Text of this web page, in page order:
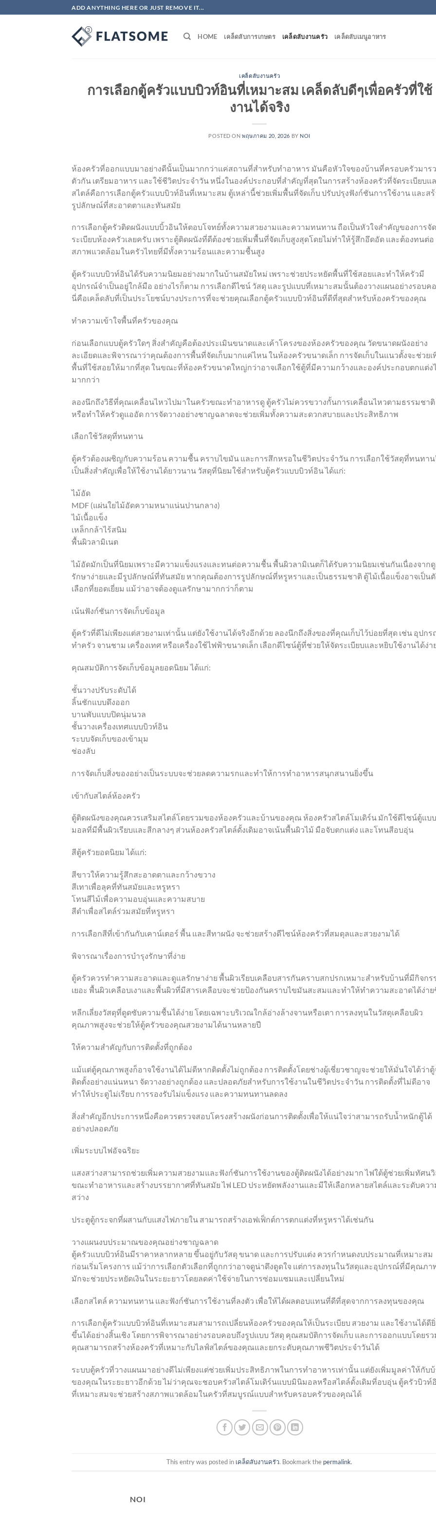
ไป
ADD ANYTHING HERE OR JUST REMOVE IT...
HOME เคล็ดลับการเกษตร เคล็ดลับงานครัว เคล็ดลับเมนูอาหาร
เคล็ดลับงานครัว
การเลือกตู้ครัวแบบบิวท์อินที่เหมาะสม เคล็ดลับดีๆเพื่อครัวที่ใช้
งานได้จริง
POSTED ONพฤษภาคม 20, 2026 BY NOI
ห้องครัวที่ออกแบบมาอย่างดีนั้นเป็นมากกว่าแค่สถานที่สำหรับทำอาหาร มันคือหัวใจของบ้านที่ครอบครัวมาร
ตัวกัน เตรียมอาหาร และใช้ชีวิตประจำวัน หนึ่งในองค์ประกอบที่สำคัญที่สุดในการสร้างห้องครัวที่จัดระเบียบแ
สไตล์คือการเลือกตู้ครัวแบบบิวท์อินที่เหมาะสม ตู้เหล่านี้ช่วยเพิ่มพื้นที่จัดเก็บ ปรับปรุงฟังก์ชันการใช้งาน และสร้
รูปลักษณ์ที่สะอาดตาและทันสมัย
การเลือกตู้ครัวติดผนังแบบบิ้วอินให้ตอบโจทย์ทั้งความสวยงามและความทนทาน ถือเป็นหัวใจสำคัญของการจัด
ระเบียบห้องครัวเลยครับ เพราะตู้ติดผนังที่ดีต้องช่วยเพิ่มพื้นที่จัดเก็บสูงสุดโดยไม่ทำให้รู้สึกอึดอัด และต้องทนต่อ
สภาพแวดล้อมในครัวไทยที่มีทั้งความร้อนและความชื้นสูง
ตู้ครัวแบบบิวท์อินได้รับความนิยมอย่างมากในบ้านสมัยใหม่ เพราะช่วยประหยัดพื้นที่ใช้สอยและทำให้ครัวมี
อุปกรณ์จำเป็นอยู่ใกล้มือ อย่างไรก็ตาม การเลือกดีไซน์ วัสดุ และรูปแบบที่เหมาะสมนั้นต้องวางแผนอย่างรอบค
นี่คือเคล็ดลับที่เป็นประโยชน์บางประการที่จะช่วยคุณเลือกตู้ครัวแบบบิวท์อินที่ดีที่สุดสำหรับห้องครัวของคุณ
ทำความเข้าใจพื้นที่ครัวของคุณ
ก่อนเลือกแบบตู้ครัวใดๆ สิ่งสำคัญคือต้องประเมินขนาดและเค้าโครงของห้องครัวของคุณ วัดขนาดผนังอย่าง
ละเอียดและพิจารณาว่าคุณต้องการพื้นที่จัดเก็บมากแค่ไหน ในห้องครัวขนาดเล็ก การจัดเก็บในแนวตั้งจะช่วยเ
พื้นที่ใช้สอยให้มากที่สุด ในขณะที่ห้องครัวขนาดใหญ่กว่าอาจเลือกใช้ตู้ที่มีความกว้างและองค์ประกอบตกแต่ง
มากกว่า
ลองนึกถึงวิธีที่คุณเคลื่อนไหวไปมาในครัวขณะทำอาหารดู ตู้ครัวไม่ควรขวางกั้นการเคลื่อนไหวตามธรรมชาติ
หรือทำให้ครัวดูแออัด การจัดวางอย่างชาญฉลาดจะช่วยเพิ่มทั้งความสะดวกสบายและประสิทธิภาพ
เลือกใช้วัสดุที่ทนทาน
ตู้ครัวต้องเผชิญกับความร้อน ความชื้น คราบไขมัน และการสึกหรอในชีวิตประจำวัน การเลือกใช้วัสดุที่ทนทาน
เป็นสิ่งสำคัญเพื่อให้ใช้งานได้ยาวนาน วัสดุที่นิยมใช้สำหรับตู้ครัวแบบบิวท์อิน ได้แก่:
ไม้อัด
MDF (แผ่นใยไม้อัดความหนาแน่นปานกลาง)
ไม้เนื้อแข็ง
เหล็กกล้าไร้สนิม
พื้นผิวลามิเนต
ไม้อัดมักเป็นที่นิยมเพราะมีความแข็งแรงและทนต่อความชื้น พื้นผิวลามิเนตก็ได้รับความนิยมเช่นกันเนื่องจาก
รักษาง่ายและมีรูปลักษณ์ที่ทันสมัย ​​หากคุณต้องการรูปลักษณ์ที่หรูหราและเป็นธรรมชาติ ตู้ไม้เนื้อแข็งอาจเป็น
เลือกที่ยอดเยี่ยม แม้ว่าอาจต้องดูแลรักษามากกว่าก็ตาม
เน้นฟังก์ชันการจัดเก็บข้อมูล
ตู้ครัวที่ดีไม่เพียงแต่สวยงามเท่านั้น แต่ยังใช้งานได้จริงอีกด้วย ลองนึกถึงสิ่งของที่คุณเก็บไว้บ่อยที่สุด เช่น อุปก
ทำครัว จานชาม เครื่องเทศ หรือเครื่องใช้ไฟฟ้าขนาดเล็ก เลือกดีไซน์ตู้ที่ช่วยให้จัดระเบียบและหยิบใช้งานได้ง่า
คุณสมบัติการจัดเก็บข้อมูลยอดนิยม ได้แก่:
ชั้นวางปรับระดับได้
ลิ้นชักแบบดึงออก
บานพับแบบปิดนุ่มนวล
ชั้นวางเครื่องเทศแบบบิวท์อิน
ระบบจัดเก็บของเข้ามุม
ช่องลับ
การจัดเก็บสิ่งของอย่างเป็นระบบจะช่วยลดความรกและทำให้การทำอาหารสนุกสนานยิ่งขึ้น
เข้ากับสไตล์ห้องครัว
ตู้ติดผนังของคุณควรเสริมสไตล์โดยรวมของห้องครัวและบ้านของคุณ ห้องครัวสไตล์โมเดิร์น มักใช้ดีไซน์ตู้แบ
มอลที่มีพื้นผิวเรียบและสีกลางๆ ส่วนห้องครัวสไตล์ดั้งเดิมอาจเน้นพื้นผิวไม้ มือจับตกแต่ง และโทนสีอบอุ่น
สีตู้ครัวยอดนิยม ได้แก่:
สีขาวให้ความรู้สึกสะอาดตาและกว้างขวาง
สีเทาเพื่อลุคที่ทันสมัยและหรูหรา
โทนสีไม้เพื่อความอบอุ่นและความสบาย
สีดำเพื่อสไตล์ร่วมสมัยที่หรูหรา
การเลือกสีที่เข้ากันกับเคาน์เตอร์ พื้น และสีทาผนัง จะช่วยสร้างดีไซน์ห้องครัวที่สมดุลและสวยงามได้
พิจารณาเรื่องการบำรุงรักษาที่ง่าย
ตู้ครัวควรทำความสะอาดและดูแลรักษาง่าย พื้นผิวเรียบเคลือบสารกันคราบสกปรกเหมาะสำหรับบ้านที่มีกิจกร
เยอะ พื้นผิวเคลือบเงาและพื้นผิวที่มีสารเคลือบจะช่วยป้องกันคราบไขมันสะสมและทำให้ทำความสะอาดได้ง่า
หลีกเลี่ยงวัสดุที่ดูดซับความชื้นได้ง่าย โดยเฉพาะบริเวณใกล้อ่างล้างจานหรือเตา การลงทุนในวัสดุเคลือบผิว
คุณภาพสูงจะช่วยให้ตู้ครัวของคุณสวยงามได้นานหลายปี
ให้ความสำคัญกับการติดตั้งที่ถูกต้อง
แม้แต่ตู้คุณภาพสูงก็อาจใช้งานได้ไม่ดีหากติดตั้งไม่ถูกต้อง การติดตั้งโดยช่างผู้เชี่ยวชาญจะช่วยให้มั่นใจได้ว่าตู้
ติดตั้งอย่างแน่นหนา จัดวางอย่างถูกต้อง และปลอดภัยสำหรับการใช้งานในชีวิตประจำวัน การติดตั้งที่ไม่ดีอาจ
ทำให้ประตูไม่เรียบ การรองรับไม่แข็งแรง และความทนทานลดลง
สิ่งสำคัญอีกประการหนึ่งคือควรตรวจสอบโครงสร้างผนังก่อนการติดตั้งเพื่อให้แน่ใจว่าสามารถรับน้ำหนักตู้ได้
อย่างปลอดภัย
เพิ่มระบบไฟอัจฉริยะ
แสงสว่างสามารถช่วยเพิ่มความสวยงามและฟังก์ชันการใช้งานของตู้ติดผนังได้อย่างมาก ไฟใต้ตู้ช่วยเพิ่มทัศน
ขณะทำอาหารและสร้างบรรยากาศที่ทันสมัย ​​ไฟ LED ประหยัดพลังงานและมีให้เลือกหลายสไตล์และระดับคว
สว่าง
ประตูตู้กระจกที่ผสานกับแสงไฟภายใน สามารถสร้างเอฟเฟ็กต์การตกแต่งที่หรูหราได้เช่นกัน
วางแผนงบประมาณของคุณอย่างชาญฉลาด
ตู้ครัวแบบบิวท์อินมีราคาหลากหลาย ขึ้นอยู่กับวัสดุ ขนาด และการปรับแต่ง ควรกำหนดงบประมาณที่เหมาะสม
ก่อนเริ่มโครงการ แม้ว่าการเลือกตัวเลือกที่ถูกกว่าอาจดูน่าดึงดูดใจ แต่การลงทุนในวัสดุและอุปกรณ์ที่มีคุณภา
มักจะช่วยประหยัดเงินในระยะยาวโดยลดค่าใช้จ่ายในการซ่อมแซมและเปลี่ยนใหม่
เลือกสไตล์ ความทนทาน และฟังก์ชันการใช้งานที่ลงตัว เพื่อให้ได้ผลตอบแทนที่ดีที่สุดจากการลงทุนของคุณ
การเลือกตู้ครัวแบบบิวท์อินที่เหมาะสมสามารถเปลี่ยนห้องครัวของคุณให้เป็นระเบียบ สวยงาม และใช้งานได้ดี
ขึ้นได้อย่างสิ้นเชิง โดยการพิจารณาอย่างรอบคอบถึงรูปแบบ วัสดุ คุณสมบัติการจัดเก็บ และการออกแบบโดยร
คุณสามารถสร้างห้องครัวที่เหมาะกับไลฟ์สไตล์ของคุณและยกระดับคุณภาพชีวิตประจำวันได้
ระบบตู้ครัวที่วางแผนมาอย่างดีไม่เพียงแต่ช่วยเพิ่มประสิทธิภาพในการทำอาหารเท่านั้น แต่ยังเพิ่มมูลค่าให้กับ
ของคุณในระยะยาวอีกด้วย ไม่ว่าคุณจะชอบครัวสไตล์โมเดิร์นแบบมินิมอลหรือสไตล์ดั้งเดิมที่อบอุ่น ตู้ครัวบิวท์
ที่เหมาะสมจะช่วยสร้างสภาพแวดล้อมในครัวที่สมบูรณ์แบบสำหรับครอบครัวของคุณได้
This entry was posted in เคล็ดลับงานครัว. Bookmark the permalink.
NOI